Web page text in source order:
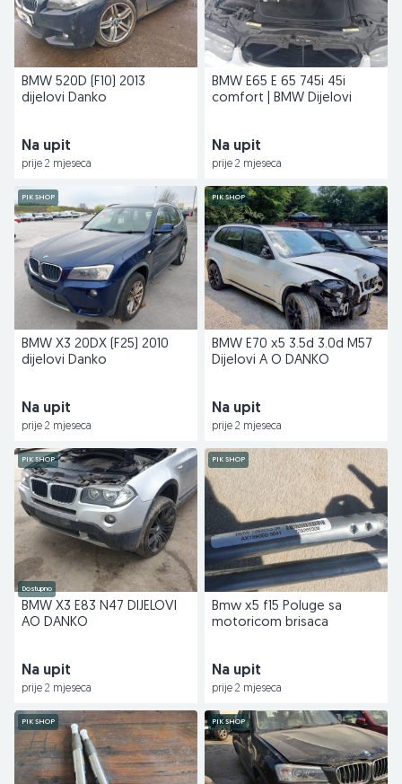
BMW 520D (F10) 2013
dijelovi Danko
Na upit
prije 2 mjeseca
BMW E65 E 65 745i 45i
comfort | BMW Dijelovi
Na upit
prije 2 mjeseca
PIK SHOP
BMW X3 20DX (F25) 2010
dijelovi Danko
Na upit
prije 2 mjeseca
PIK SHOP
BMW E70 x5 3.5d 3.0d M57
Dijelovi A O DANKO
Na upit
prije 2 mjeseca
PIK SHOP
Dostupno
BMW X3 E83 N47 DIJELOVI
AO DANKO
Na upit
prije 2 mjeseca
PIK SHOP
Bmw x5 f15 Poluge sa
motoricom brisaca
Na upit
prije 2 mjeseca
PIK SHOP PIK SHOP